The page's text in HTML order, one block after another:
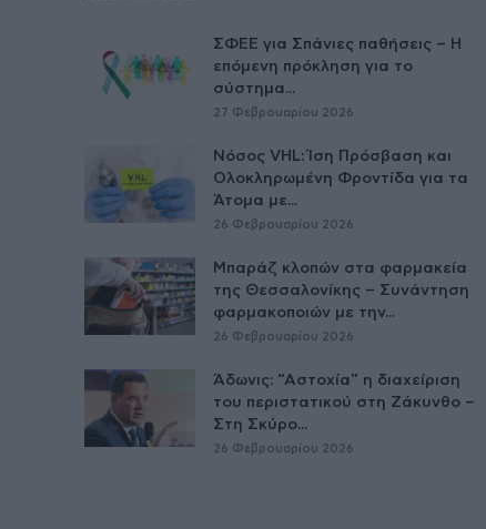
ΣΦΕΕ για Σπάνιες παθήσεις – Η
επόμενη πρόκληση για το
σύστημα...
27 Φεβρουαρίου 2026
Νόσος VHL: Ίση Πρόσβαση και
Ολοκληρωμένη Φροντίδα για τα
Άτομα με...
26 Φεβρουαρίου 2026
Μπαράζ κλοπών στα φαρμακεία
της Θεσσαλονίκης – Συνάντηση
φαρμακοποιών με την...
26 Φεβρουαρίου 2026
Άδωνις: “Αστοχία” η διαχείριση
του περιστατικού στη Ζάκυνθο –
Στη Σκύρο...
26 Φεβρουαρίου 2026